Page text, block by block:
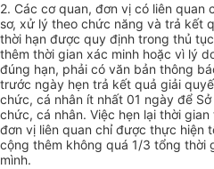
2. Các cơ quan, đơn vị có liên quan
sơ, xử lý theo chức năng và trả kết
thời hạn được quy định trong thủ
thêm thời gian xác minh hoặc vì lý
đúng hạn, phải có văn bản thông
trước ngày hẹn trả kết quả giải
chức, cá nhân ít nhất 01 ngày để
chức, cá nhân. Việc hẹn lại thời
đơn vị liên quan chỉ được thực hiện
cộng thêm không quá 1/3 tổng thời
mình.